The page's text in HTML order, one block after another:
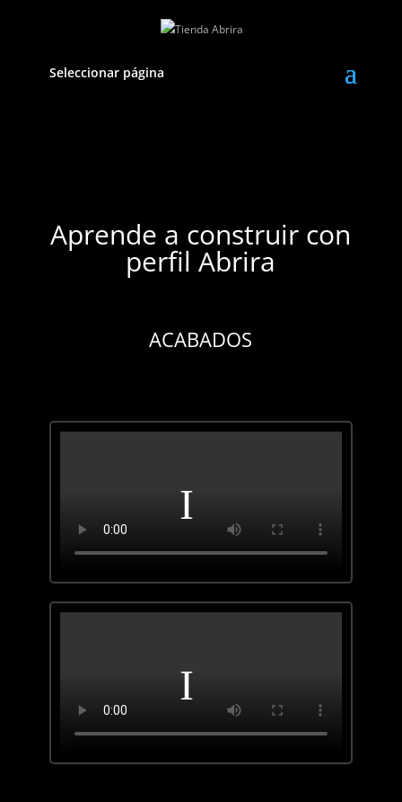
Seleccionar página
Aprende a construir con
perfil Abrira
ACABADOS